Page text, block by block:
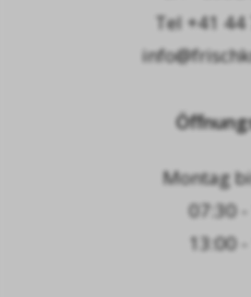
Tel +41 44
Montag
07:30
13:00